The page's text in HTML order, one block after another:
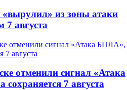
«вырулил» из зоны атаки
августа
отменили сигнал «Атака
7 августа